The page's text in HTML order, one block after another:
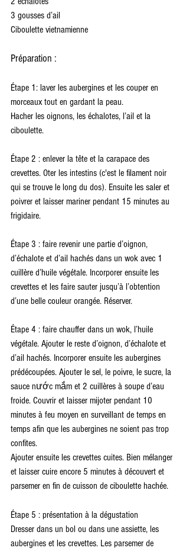
3 gousses d’ail
Ciboulette vietnamienne
Préparation :
Étape 1: laver les aubergines et les couper en
morceaux tout en gardant la peau.
Hacher les oignons, les échalotes, l’ail et la
ciboulette.
Étape 2 : enlever la tête et la carapace des
crevettes. Oter les intestins (c'est le filament noir
qui se trouve le long du dos). Ensuite les saler et
poivrer et laisser mariner pendant 15 minutes au
frigidaire.
Étape 3 : faire revenir une partie d’oignon,
d’échalote et d’ail hachés dans un wok avec 1
cuillère d’huile végétale. Incorporer ensuite les
crevettes et les faire sauter jusqu’à l’obtention
d’une belle couleur orangée. Réserver.
Étape 4 : faire chauffer dans un wok, l’huile
végétale. Ajouter le reste d’oignon, d’échalote et
d’ail hachés. Incorporer ensuite les aubergines
prédécoupées. Ajouter le sel, le poivre, le sucre, la
sauce nước mắm et 2 cuillères à soupe d’eau
froide. Couvrir et laisser mijoter pendant 10
minutes à feu moyen en surveillant de temps en
temps afin que les aubergines ne soient pas trop
confites.
Ajouter ensuite les crevettes cuites. Bien mélanger
et laisser cuire encore 5 minutes à découvert et
parsemer en fin de cuisson de ciboulette hachée.
Étape 5 : présentation à la dégustation
Dresser dans un bol ou dans une assiette, les
aubergines et les crevettes. Les parsemer de